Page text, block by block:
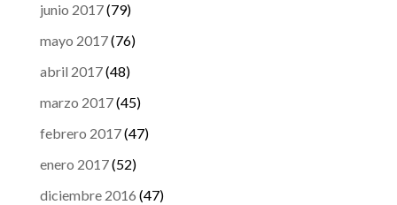
junio 2017(79)
mayo 2017(76)
abril 2017(48)
marzo 2017(45)
febrero 2017(47)
enero 2017(52)
diciembre 2016 (47)